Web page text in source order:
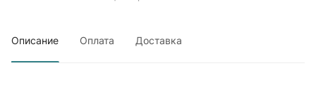
Описание Оплата Доставка